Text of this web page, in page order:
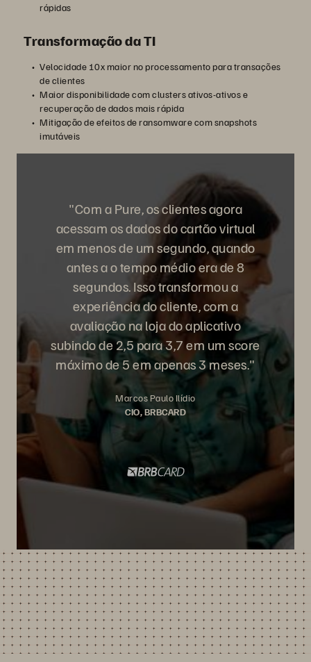
rápidas
Transformação da TI
Velocidade 10x maior no processamento para transações
de clientes
Maior disponibilidade com clusters ativos-ativos e
recuperação de dados mais rápida
Mitigação de efeitos de ransomware com snapshots
imutáveis
"Com a Pure, os clientes agora
acessam os dados do cartão virtual
em menos de um segundo, quando
antes a o tempo médio era de 8
segundos. Isso transformou a
experiência do cliente, com a
avaliação na loja do aplicativo
subindo de 2,5 para 3,7 em um score
máximo de 5 em apenas 3 meses."
Marcos Paulo Ilídio
CIO, BRBCARD